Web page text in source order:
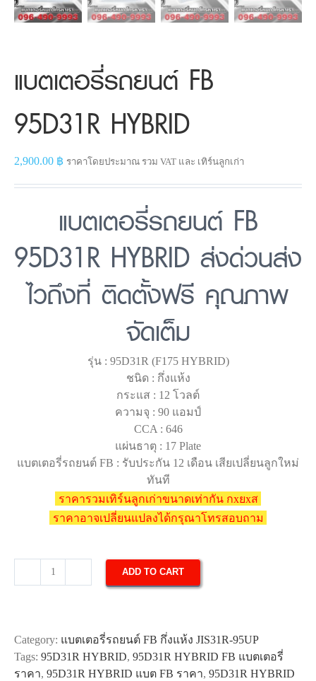
แบตเตอรี่รถยนต์ FB
95D31R HYBRID
2,900.00 ฿ ราคาโดยประมาณ รวม VAT และ เทิร์นลูกเก่า
แบตเตอรี่รถยนต์ FB
95D31R HYBRID ส่งด่วนส่ง
ไวถึงที่ ติดตั้งฟรี คุณภาพ
จัดเต็ม
รุ่น : 95D31R (F175 HYBRID)
ชนิด : กึ่งแห้ง
กระแส : 12 โวลต์
ความจุ : 90 แอมป์
CCA : 646
แผ่นธาตุ : 17 Plate
แบตเตอรี่รถยนต์ FB : รับประกัน 12 เดือน เสียเปลี่ยนลูกใหม่
ทันที
ราคารวมเทิร์นลูกเก่าขนาดเท่ากัน กxยxส
ราคาอาจเปลี่ยนแปลงได้กรุณาโทรสอบถาม
HYBRID
quantity
ADD TO CART
Category: แบตเตอรี่รถยนต์ FB กึ่งแห้ง JIS31R-95UP
Tags: 95D31R HYBRID, 95D31R HYBRID FB แบตเตอรี่
ราคา, 95D31R HYBRID แบต FB ราคา, 95D31R HYBRID